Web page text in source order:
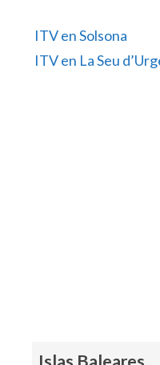
ITV en Solsona
ITV en La Seu